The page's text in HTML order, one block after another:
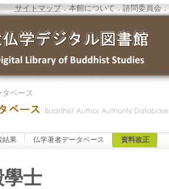
サイトマップ．本館について．諮問委員会．
ベース
結果 仏学著者データベース 資料改正
士